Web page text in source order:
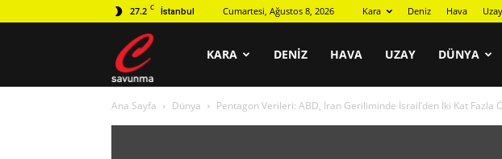
27.2 C İstanbul Cumartesi, Ağustos 8, 2026 Kara Deniz Hava Uzay
KARA DENIZ HAVA UZAY DÜNYA
Ana Sayfa Dünya Pentagon Verileri: ABD, İran Geriliminde İsrail’den İki Kat Fazla